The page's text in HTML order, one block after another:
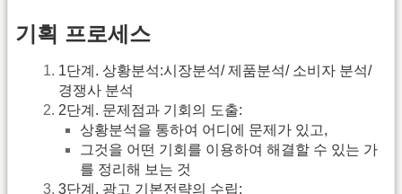
기획 프로세스
1단계. 상황분석:시장분석/ 제품분석/ 소비자 분석/
경쟁사 분석
2단계. 문제점과 기회의 도출:
상황분석을 통하여 어디에 문제가 있고,
그것을 어떤 기회를 이용하여 해결할 수 있는 가
를 정리해 보는 것
3단계. 광고 기본전략의 수립: